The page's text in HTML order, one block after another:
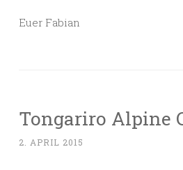
Euer Fabian
Tongariro Alpine
2. APRIL 2015